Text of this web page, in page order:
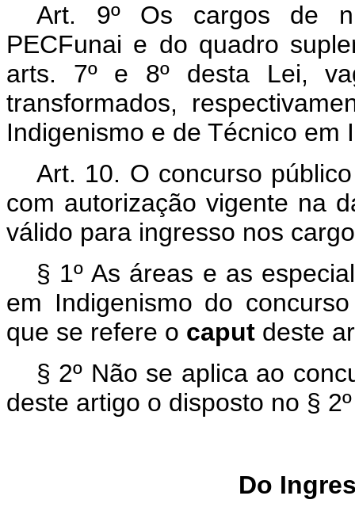
Art. 9º Os cargos de
PECFunai e do quadro
arts. 7º e 8º desta Lei,
transformados,
Indigenismo e de Técnico em
Art. 10. O concurso
com autorização vigente na
válido para ingresso nos
§ 1º As áreas e as
em Indigenismo do
que se refere o caput deste
§ 2º Não se aplica ao
deste artigo o disposto no §
Do